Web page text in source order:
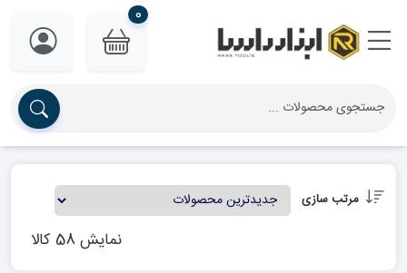
0
مرتب سازی
نمایش 58 کالا